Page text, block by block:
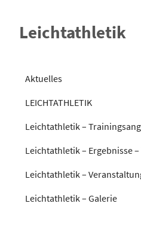
Leichtathletik
Aktuelles
LEICHTATHLETIK
Leichtathletik –
Leichtathletik – Ergebnisse
Leichtathletik –
Leichtathletik – Galerie